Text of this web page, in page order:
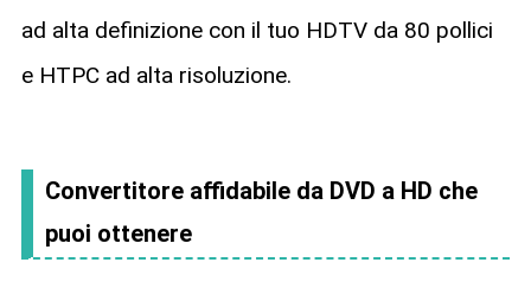
ad alta definizione con il tuo HDTV da 80 pollici
e HTPC ad alta risoluzione.
Convertitore affidabile da DVD a HD che
puoi ottenere